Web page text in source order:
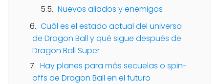
Nuevos aliados y enemigos
Cuál es el estado actual del universo
de Dragon Ball y qué sigue después de
Dragon Ball Super
Hay planes para más secuelas o spin-
offs de Dragon Ball en el futuro